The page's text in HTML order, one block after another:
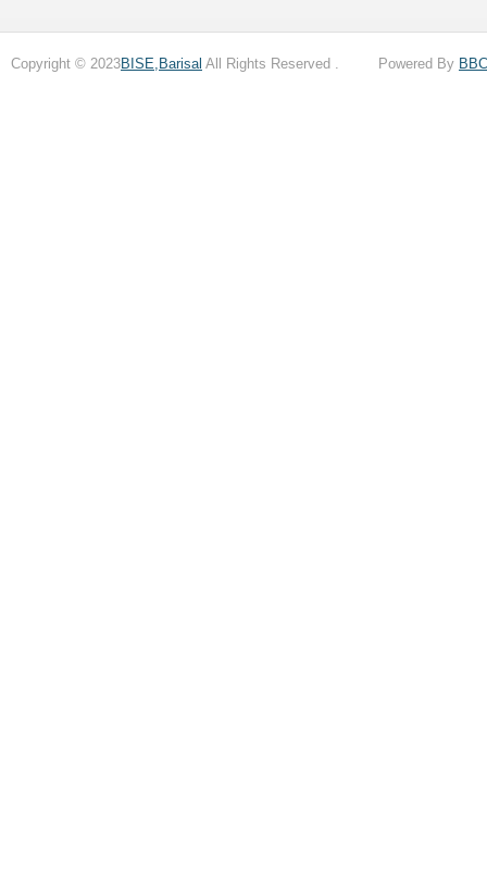
Copyright © 2023BISE,Barisal All Rights Reserved . Powered By